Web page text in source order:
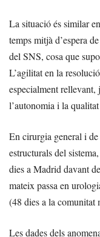
La situació és similar
temps mitjà d’espera
del SNS, cosa que
L’agilitat en la
especialment
l’autonomia i la
En cirurgia general i de
estructurals del
dies a Madrid davant
mateix passa en
(48 dies a la comunitat
Les dades dels